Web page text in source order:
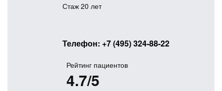
Стаж 20 лет
Телефон: +7 (495) 324-88-22
Рейтинг пациентов
4.7/5